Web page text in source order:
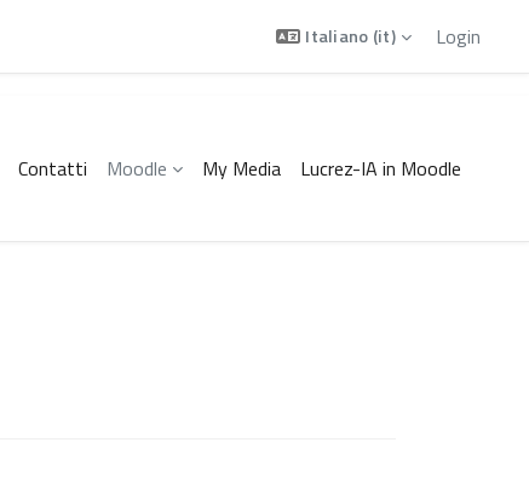
Italiano ‎(it)‎ Login
Contatti Moodle My Media Lucrez-IA in Moodle